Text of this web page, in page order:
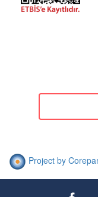
Project by